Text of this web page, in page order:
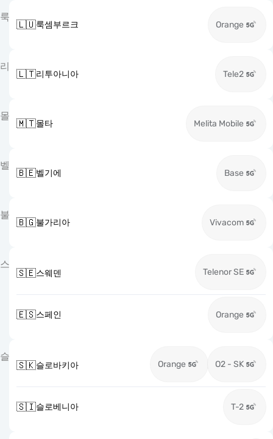
룩
🇱🇺룩셈부르크 Orange
리
🇱🇹리투아니아 Tele2
몰
🇲🇹몰타 Melita Mobile
벨
🇧🇪벨기에 Base
불
🇧🇬불가리아 Vivacom
스
🇸🇪스웨덴 Telenor SE
🇪🇸스페인 Orange
슬
🇸🇰슬로바키아 Orange O2 - SK
🇸🇮슬로베니아 T-2